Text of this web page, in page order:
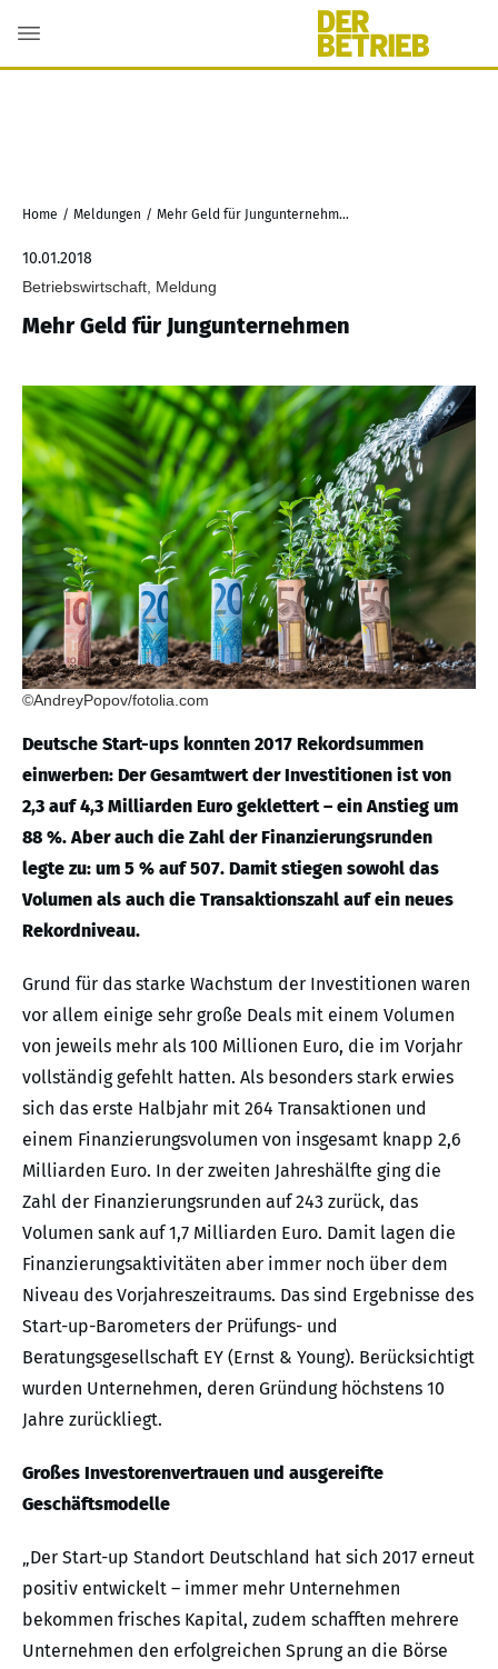
Home / Meldungen / Mehr Geld für Jungunternehmen
10.01.2018
Betriebswirtschaft, Meldung
Mehr Geld für Jungunternehmen
©AndreyPopov/fotolia.com
Deutsche Start-ups konnten 2017 Rekordsummen
einwerben: Der Gesamtwert der Investitionen ist von
2,3 auf 4,3 Milliarden Euro geklettert – ein Anstieg um
88 %. Aber auch die Zahl der Finanzierungsrunden
legte zu: um 5 % auf 507. Damit stiegen sowohl das
Volumen als auch die Transaktionszahl auf ein neues
Rekordniveau.
Grund für das starke Wachstum der Investitionen waren
vor allem einige sehr große Deals mit einem Volumen
von jeweils mehr als 100 Millionen Euro, die im Vorjahr
vollständig gefehlt hatten. Als besonders stark erwies
sich das erste Halbjahr mit 264 Transaktionen und
einem Finanzierungsvolumen von insgesamt knapp 2,6
Milliarden Euro. In der zweiten Jahreshälfte ging die
Zahl der Finanzierungsrunden auf 243 zurück, das
Volumen sank auf 1,7 Milliarden Euro. Damit lagen die
Finanzierungsaktivitäten aber immer noch über dem
Niveau des Vorjahreszeitraums. Das sind Ergebnisse des
Start-up-Barometers der Prüfungs- und
Beratungsgesellschaft EY (Ernst & Young). Berücksichtigt
wurden Unternehmen, deren Gründung höchstens 10
Jahre zurückliegt.
Großes Investorenvertrauen und ausgereifte
Geschäftsmodelle
„Der Start-up Standort Deutschland hat sich 2017 erneut
positiv entwickelt – immer mehr Unternehmen
bekommen frisches Kapital, zudem schafften mehrere
Unternehmen den erfolgreichen Sprung an die Börse